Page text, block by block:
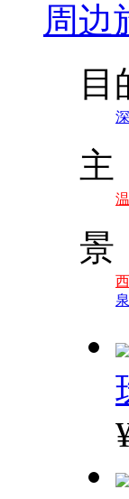
周边
目
主
景
泉